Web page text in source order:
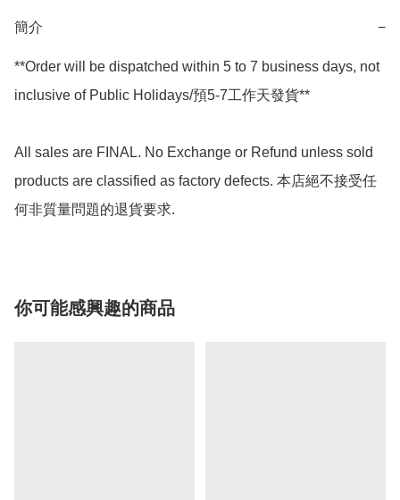
簡介 −
**Order will be dispatched within 5 to 7 business days, not
inclusive of Public Holidays/預5-7工作天發貨**
All sales are FINAL. No Exchange or Refund unless sold
products are classified as factory defects. 本店絕不接受任
何非質量問題的退貨要求.
你可能感興趣的商品